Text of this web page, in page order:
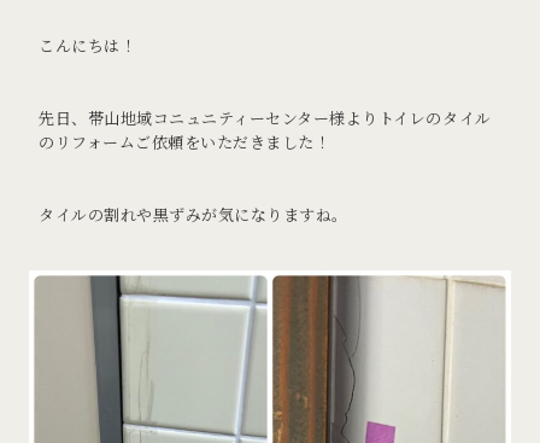
こんにちは！
先日、帯山地域コニュニティーセンター様よりトイレのタイル
のリフォームご依頼をいただきました！
タイルの割れや黒ずみが気になりますね。